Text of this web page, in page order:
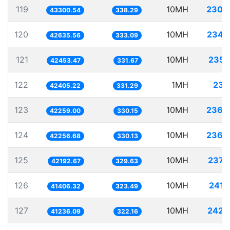
119 43300.54 338.29 10MH
120 42635.56 333.09 10MH
121 42453.47 331.67 10MH
122 42405.22 331.29 1MH
123 42259.00 330.15 10MH
124 42256.68 330.13 10MH
125 42192.67 329.63 10MH
126 41406.32 323.49 10MH
127 41236.09 322.16 10MH